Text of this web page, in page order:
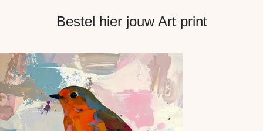
Bestel hier jouw Art print